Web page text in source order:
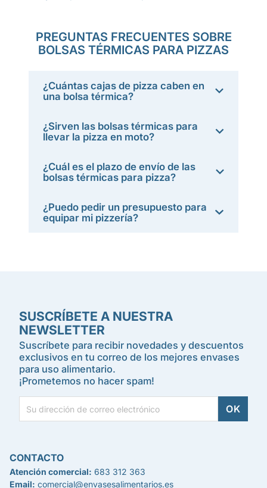
PREGUNTAS FRECUENTES SOBRE
BOLSAS TÉRMICAS PARA PIZZAS
¿Cuántas cajas de pizza caben en
una bolsa térmica?
¿Sirven las bolsas térmicas para
llevar la pizza en moto?
¿Cuál es el plazo de envío de las
bolsas térmicas para pizza?
¿Puedo pedir un presupuesto para
equipar mi pizzería?
SUSCRÍBETE A NUESTRA
NEWSLETTER
Suscríbete para recibir novedades y descuentos
exclusivos en tu correo de los mejores envases
para uso alimentario.
¡Prometemos no hacer spam!
CONTACTO
Atención comercial: 683 312 363
Email: comercial@envasesalimentarios.es